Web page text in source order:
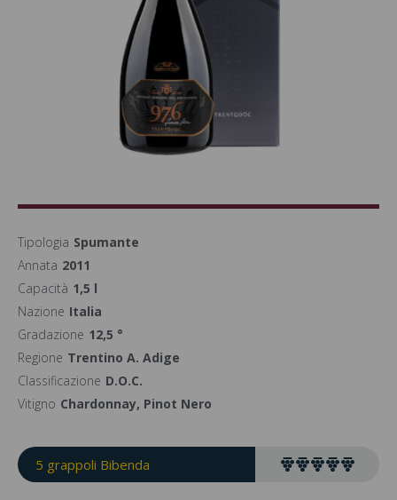
Tipologia Spumante
Annata 2011
Capacità 1,5 l
Nazione Italia
Gradazione 12,5 °
Regione Trentino A. Adige
Classificazione D.O.C.
Vitigno Chardonnay, Pinot Nero
5 grappoli Bibenda